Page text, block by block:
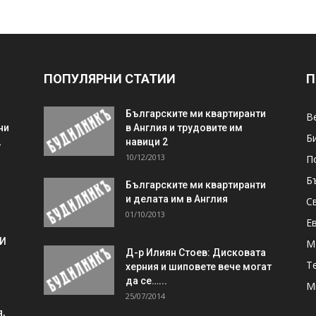
ПОПУЛЯРНИ СТАТИИ
Българските ми квартиранти
в Англия и трудовите им
навици 2
10/12/2013
Българските ми квартиранти
и делата им в Англия
01/10/2013
Д-р Илиян Стоев: Дисковата
херния и шиповете вече могат
да се…...
25/07/2014